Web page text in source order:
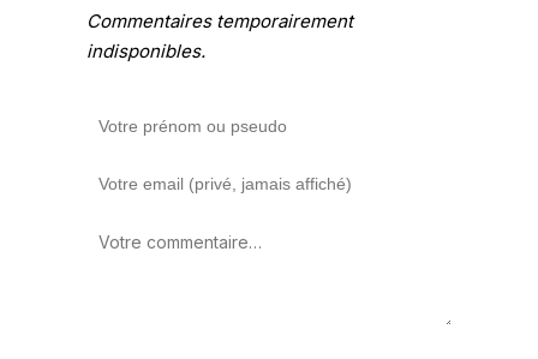
Commentaires temporairement
indisponibles.